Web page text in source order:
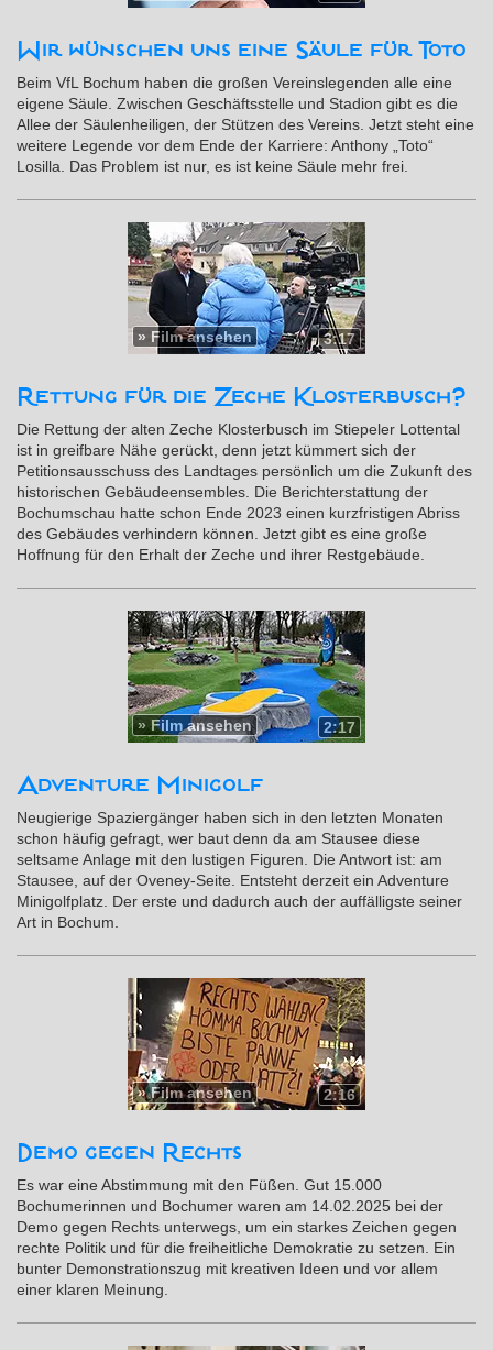
Wir wünschen uns eine Säule für Toto
Beim VfL Bochum haben die großen Vereinslegenden alle eine
eigene Säule. Zwischen Geschäftsstelle und Stadion gibt es die
Allee der Säulenheiligen, der Stützen des Vereins. Jetzt steht eine
weitere Legende vor dem Ende der Karriere: Anthony „Toto“
Losilla. Das Problem ist nur, es ist keine Säule mehr frei.
3:17
» Film ansehen
Rettung für die Zeche Klosterbusch?
Die Rettung der alten Zeche Klosterbusch im Stiepeler Lottental
ist in greifbare Nähe gerückt, denn jetzt kümmert sich der
Petitionsausschuss des Landtages persönlich um die Zukunft des
historischen Gebäudeensembles. Die Berichterstattung der
Bochumschau hatte schon Ende 2023 einen kurzfristigen Abriss
des Gebäudes verhindern können. Jetzt gibt es eine große
Hoffnung für den Erhalt der Zeche und ihrer Restgebäude.
2:17
»Film ansehen
Adventure Minigolf
Neugierige Spaziergänger haben sich in den letzten Monaten
schon häufig gefragt, wer baut denn da am Stausee diese
seltsame Anlage mit den lustigen Figuren. Die Antwort ist: am
Stausee, auf der Oveney-Seite. Entsteht derzeit ein Adventure
Minigolfplatz. Der erste und dadurch auch der auffälligste seiner
Art in Bochum.
2:16
»Film ansehen
Demo gegen Rechts
Es war eine Abstimmung mit den Füßen. Gut 15.000
Bochumerinnen und Bochumer waren am 14.02.2025 bei der
Demo gegen Rechts unterwegs, um ein starkes Zeichen gegen
rechte Politik und für die freiheitliche Demokratie zu setzen. Ein
bunter Demonstrationszug mit kreativen Ideen und vor allem
einer klaren Meinung.